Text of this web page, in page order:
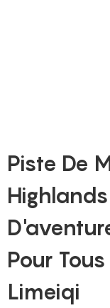
Piste De
Pour Tous
Limeiqi